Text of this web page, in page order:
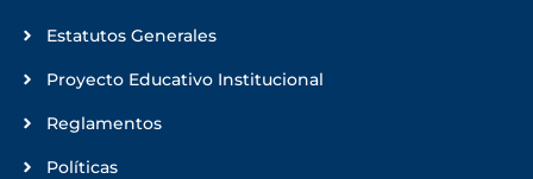
Estatutos Generales
Proyecto Educativo Institucional
Reglamentos
Políticas